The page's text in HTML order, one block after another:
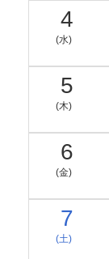
4
(水)
5
(木)
6
(金)
7
(土)